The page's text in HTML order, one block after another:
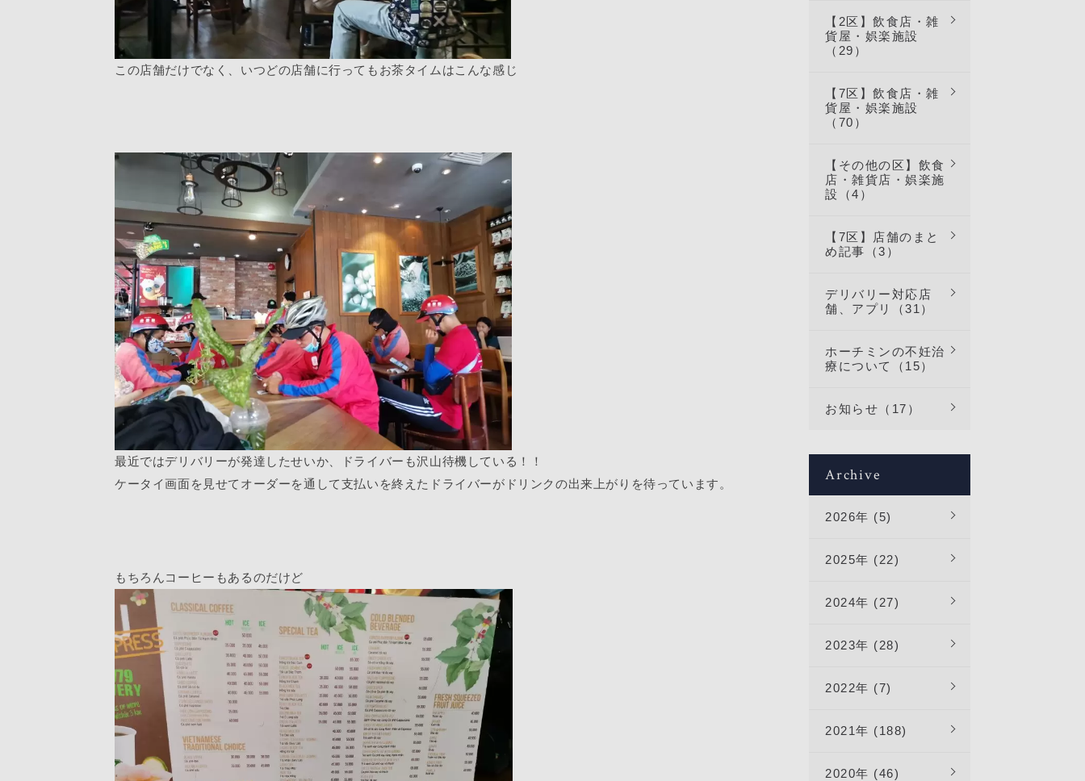
この店舗だけでなく、いつどの店舗に行ってもお茶タイムはこんな感じ
最近ではデリバリーが発達したせいか、ドライバーも沢山待機している！！
ケータイ画面を見せてオーダーを通して支払いを終えたドライバーがドリンクの出来上がりを待っています。
もちろんコーヒーもあるのだけど
【2区】飲食店・雑
貨屋・娯楽施設
（29）
【7区】飲食店・雑
貨屋・娯楽施設
（70）
【その他の区】飲食
店・雑貨店・娯楽施
設（4）
【7区】店舗のまと
め記事（3）
デリバリー対応店
舗、アプリ（31）
ホーチミンの不妊治
療について（15）
お知らせ（17）
Archive
2026年 (5)
2025年 (22)
2024年 (27)
2023年 (28)
2022年 (7)
2021年 (188)
2020年 (46)